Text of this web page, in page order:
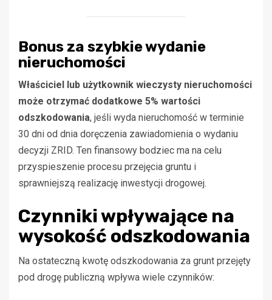
Bonus za szybkie wydanie
nieruchomości
Właściciel lub użytkownik wieczysty nieruchomości
może otrzymać dodatkowe 5% wartości
odszkodowania, jeśli wyda nieruchomość w terminie
30 dni od dnia doręczenia zawiadomienia o wydaniu
decyzji ZRID. Ten finansowy bodziec ma na celu
przyspieszenie procesu przejęcia gruntu i
sprawniejszą realizację inwestycji drogowej.
Czynniki wpływające na
wysokość odszkodowania
Na ostateczną kwotę odszkodowania za grunt przejęty
pod drogę publiczną wpływa wiele czynników: